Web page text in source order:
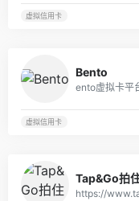
虚拟信用卡
Bento
ento虚拟卡平
虚拟信用卡
Tap&Go拍
https://